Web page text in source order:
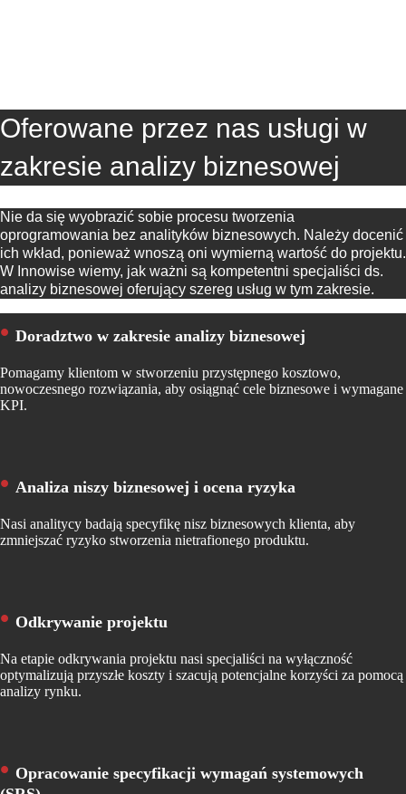
Oferowane przez nas usługi w
zakresie analizy biznesowej
Nie da się wyobrazić sobie procesu tworzenia
oprogramowania bez analityków biznesowych. Należy docenić
ich wkład, ponieważ wnoszą oni wymierną wartość do projektu.
W Innowise wiemy, jak ważni są kompetentni specjaliści ds.
analizy biznesowej oferujący szereg usług w tym zakresie.
Doradztwo w zakresie analizy biznesowej
Pomagamy klientom w stworzeniu przystępnego kosztowo,
nowoczesnego rozwiązania, aby osiągnąć cele biznesowe i wymagane
KPI.
Analiza niszy biznesowej i ocena ryzyka
Nasi analitycy badają specyfikę nisz biznesowych klienta, aby
zmniejszać ryzyko stworzenia nietrafionego produktu.
Odkrywanie projektu
Na etapie odkrywania projektu nasi specjaliści na wyłączność
optymalizują przyszłe koszty i szacują potencjalne korzyści za pomocą
analizy rynku.
Opracowanie specyfikacji wymagań systemowych